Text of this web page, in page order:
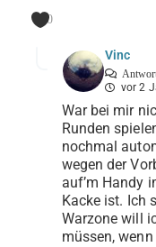
0
Vinc
vor 2
War bei mir
Runden
nochmal
wegen der
auf’m Handy
Kacke ist. Ich
Warzone will
müssen,